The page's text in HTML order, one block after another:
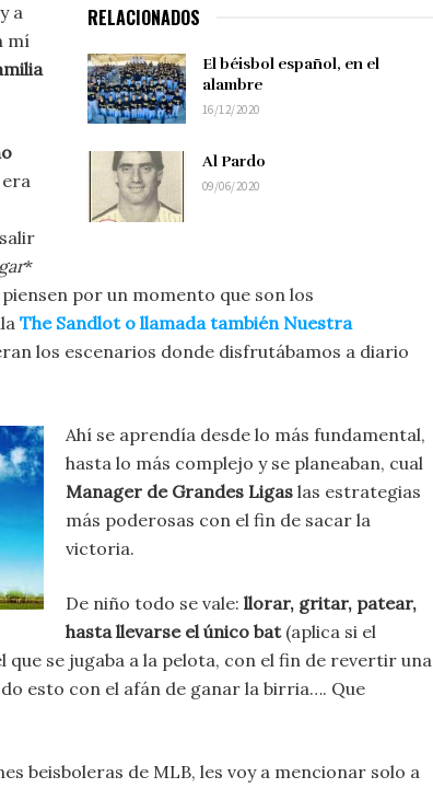
RELACIONADOS
El béisbol español, en el
alambre
16/12/2020
Al Pardo
09/06/2020
a
mí
era
*
por un momento que son los
The Sandlot o llamada también Nuestra
los escenarios donde disfrutábamos a diario
Ahí se aprendía desde lo más fundamental,
hasta lo más complejo y se planeaban, cual
Manager de Grandes Ligas las estrategias
más poderosas con el fin de sacar la
victoria.
De niño todo se vale: llorar, gritar, patear,
hasta llevarse el único bat (aplica si el
que se jugaba a la pelota, con el fin de revertir una
esto con el afán de ganar la birria…. Que
beisboleras de MLB, les voy a mencionar solo a